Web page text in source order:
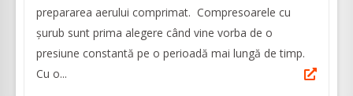
prepararea aerului comprimat. Compresoarele cu
șurub sunt prima alegere când vine vorba de o
presiune constantă pe o perioadă mai lungă de timp.
Cu o...